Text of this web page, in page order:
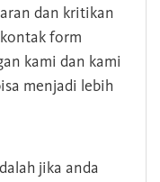
dan kritikan
form
kami dan kami
menjadi lebih
jika anda